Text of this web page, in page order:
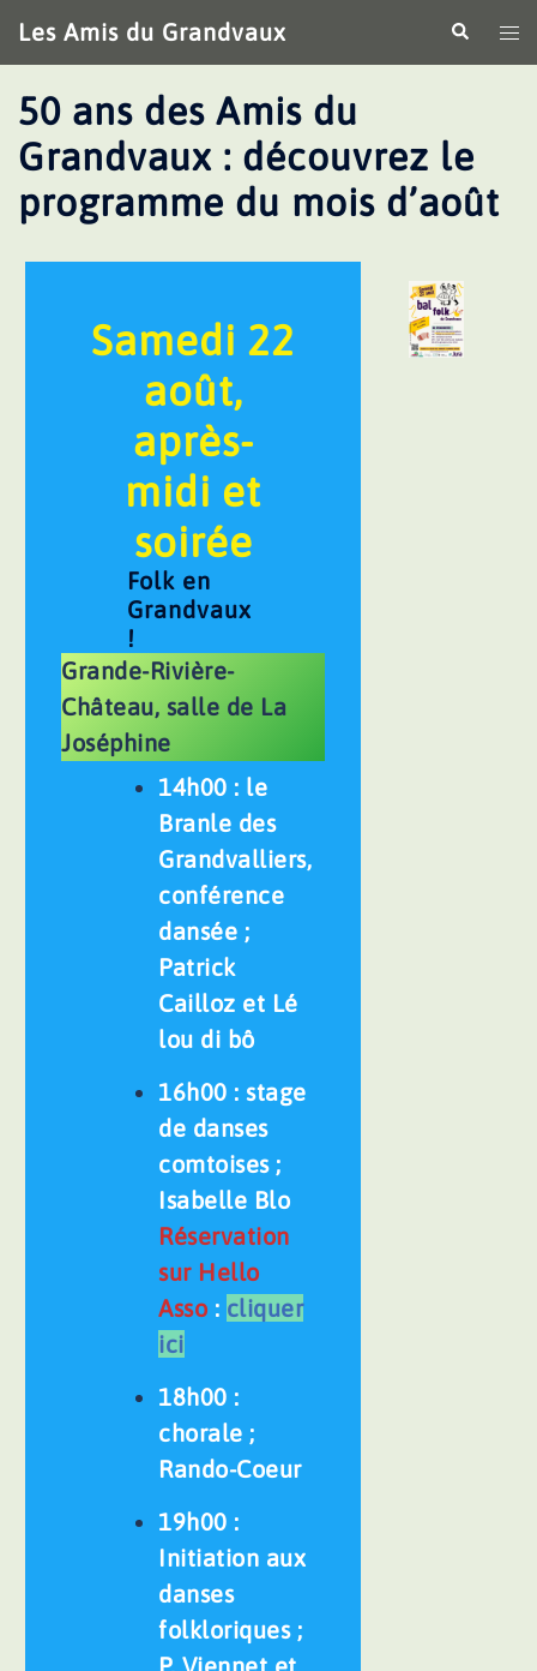
au
contenu
Les Amis du Grandvaux
le
50 ans des Amis du
Grandvaux : découvrez le
programme du mois d’août
Samedi 22
août,
après-
midi et
soirée
Folk en
Grandvaux
!
Grande-Rivière-
Château, salle de La
Joséphine
14h00 : le
Branle des
Grandvalliers,
conférence
dansée ;
Patrick
Cailloz et Lé
lou di bô
16h00 : stage
de danses
comtoises ;
Isabelle Blo
Réservation
sur Hello
Asso : cliquer
ici
18h00 :
chorale ;
Rando-Coeur
19h00 :
Initiation aux
danses
folkloriques ;